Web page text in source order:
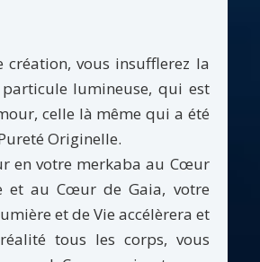
création, vous insufflerez la
lumineuse, qui est
celle là même qui a été
Originelle.
en votre merkaba au Cœur
et au Cœur de Gaia, votre
et de Vie accélèrera et
tous les corps, vous